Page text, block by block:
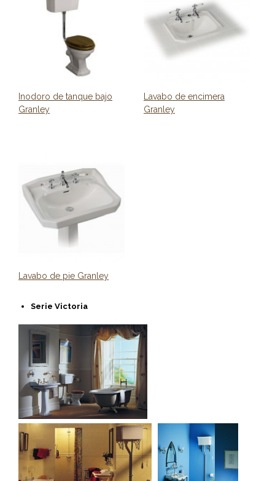
Inodoro de tanque bajo
Granley
Lavabo de encimera
Granley
Lavabo de pie Granley
Serie Victoria